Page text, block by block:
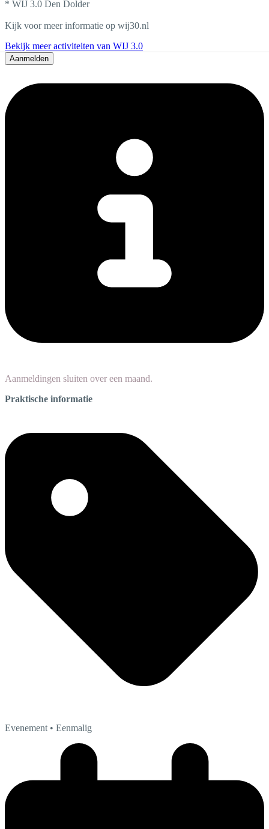
* WIJ 3.0 Den Dolder
Kijk voor meer informatie op wij30.nl
Bekijk meer activiteiten van WIJ 3.0
Aanmelden
Aanmeldingen sluiten over een maand.
Praktische informatie
Evenement • Eenmalig